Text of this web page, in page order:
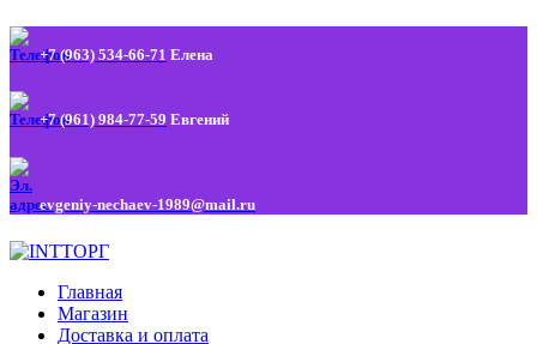
+7 (963) 534-66-71 Елена
+7 (961) 984-77-59 Евгений
evgeniy-nechaev-1989@mail.ru
Главная
Магазин
Доставка и оплата